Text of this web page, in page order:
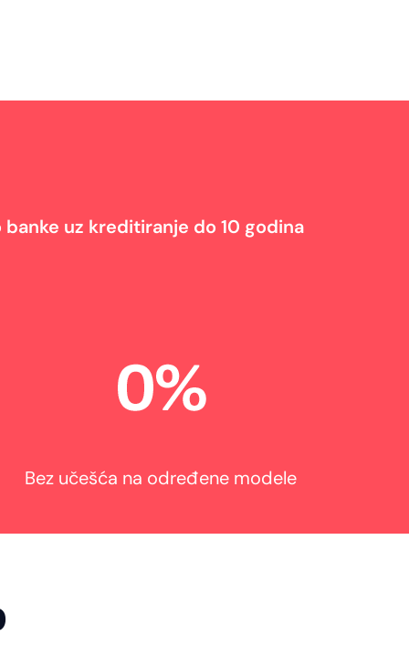
uz kreditiranje do 10 godina
Bez učešća na određene modele